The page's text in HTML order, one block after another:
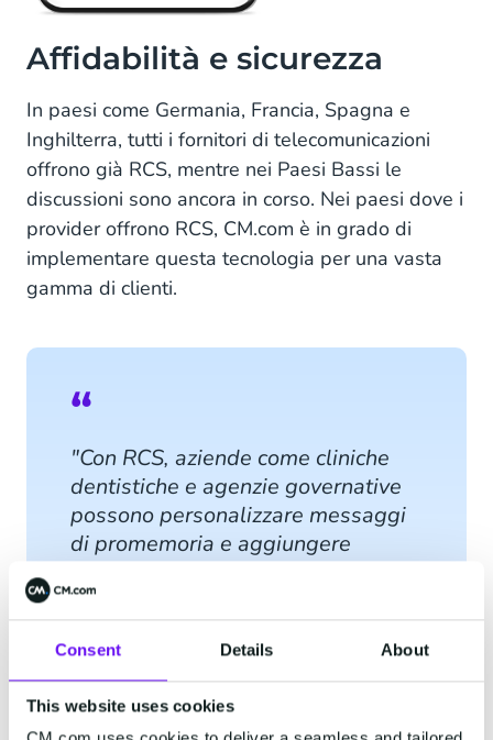
Consent Details About
This website uses cookies
Affidabilità e sicurezza
In paesi come Germania, Francia, Spagna e
Inghilterra, tutti i fornitori di telecomunicazioni
offrono già RCS, mentre nei Paesi Bassi le
discussioni sono ancora in corso. Nei paesi dove i
provider offrono RCS, CM.com è in grado di
implementare questa tecnologia per una vasta
gamma di clienti.
"Con RCS, aziende come cliniche
dentistiche e agenzie governative
possono personalizzare messaggi
di promemoria e aggiungere
calendario, link a Google Maps o
collegamenti per pagamenti sicuri.
Questo rappresenta un grande
passo avanti in termini di
affidabilità e sicurezza, poiché